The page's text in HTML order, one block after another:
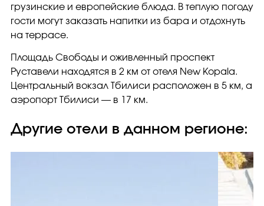
грузинские и европейские блюда. В теплую погоду
гости могут заказать напитки из бара и отдохнуть
на террасе.
Площадь Свободы и оживленный проспект
Руставели находятся в 2 км от отеля New Kopala.
Центральный вокзал Тбилиси расположен в 5 км, а
аэропорт Тбилиси — в 17 км.
Другие отели в данном регионе: